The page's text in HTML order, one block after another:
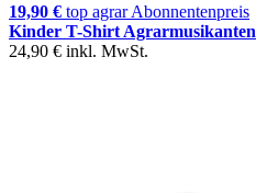
19,90 € top agrar Abonnentenpreis
Kinder T-Shirt Agrarmusikanten
24,90 € inkl. MwSt.